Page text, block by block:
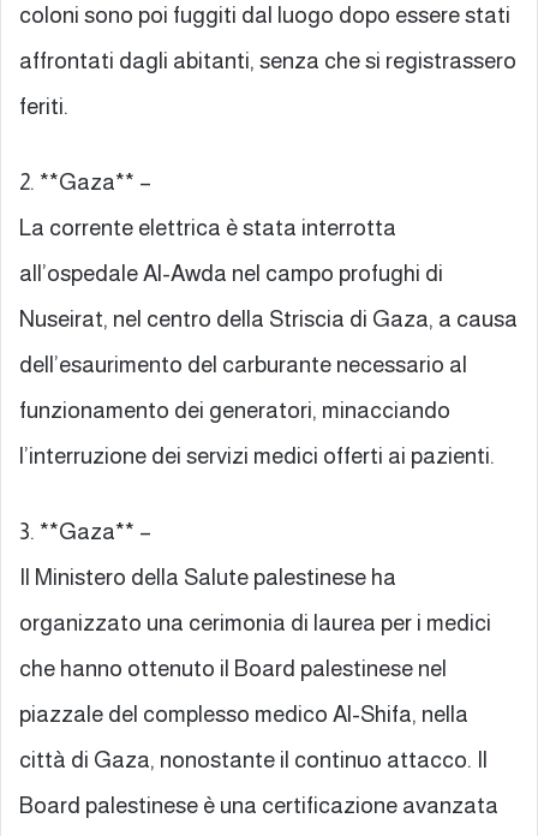
coloni sono poi fuggiti dal luogo dopo essere stati
affrontati dagli abitanti, senza che si registrassero
feriti.
2. **Gaza** –
La corrente elettrica è stata interrotta
all’ospedale Al-Awda nel campo profughi di
Nuseirat, nel centro della Striscia di Gaza, a causa
dell’esaurimento del carburante necessario al
funzionamento dei generatori, minacciando
l’interruzione dei servizi medici offerti ai pazienti.
3. **Gaza** –
Il Ministero della Salute palestinese ha
organizzato una cerimonia di laurea per i medici
che hanno ottenuto il Board palestinese nel
piazzale del complesso medico Al-Shifa, nella
città di Gaza, nonostante il continuo attacco. Il
Board palestinese è una certificazione avanzata